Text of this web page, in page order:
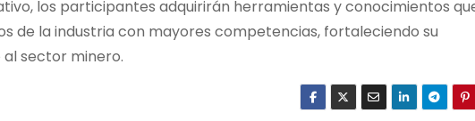
los participantes adquirirán herramientas y conocimientos
de la industria con mayores competencias, fortaleciendo su
sector minero.